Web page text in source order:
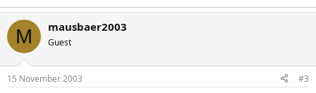
M mausbaer2003
Guest
15 November 2003 #3